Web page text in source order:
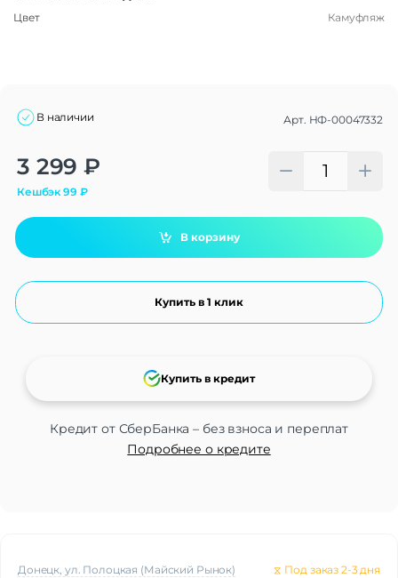
Цвет Камуфляж
В наличии Арт. НФ-00047332
3 299 ₽
Кешбэк99 ₽
В корзину
Купить в 1 клик
Кредит от СберБанка – без взноса и переплат
Подробнее о кредите
Купить в кредит
Alternative:
Донецк, ул. Полоцкая (Майский Рынок) ⧖ Под заказ 2-3 дня